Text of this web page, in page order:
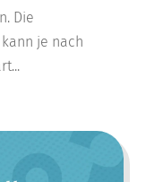
Die
je nach